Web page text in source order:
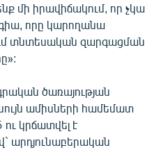
մի իրավիճակում, որ չկա
որը կարողանա
տնտեսական զարգացման
ծառայության
ամիսների համեմատ
կրճատվել է
արդյունաբերական